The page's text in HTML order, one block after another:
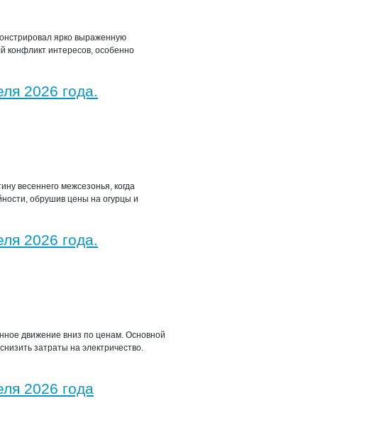
ярко выраженную
конфликт интересов, особенно
2026 года.
весеннего межсезонья, когда
обрушив цены на огурцы и
2026 года.
движение вниз по ценам. Основной
затраты на электричество.
2026 года